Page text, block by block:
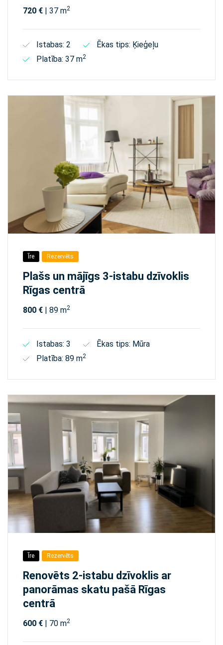
720 € | 37 m2
Istabas: 2
Ēkas tips: Ķieģeļu
Platība: 37 m2
Īre Rezervēts
Plašs un mājīgs 3-istabu dzīvoklis
Rīgas centrā
800 € | 89 m2
Istabas: 3
Ēkas tips: Mūra
Platība: 89 m2
Īre Rezervēts
Renovēts 2-istabu dzīvoklis ar
panorāmas skatu pašā Rīgas
centrā
600 € | 70 m2